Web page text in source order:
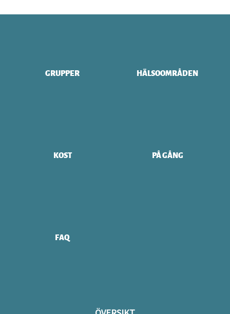
GRUPPER HÄLSOOMRÅDEN
KOST PÅ GÅNG
FAQ